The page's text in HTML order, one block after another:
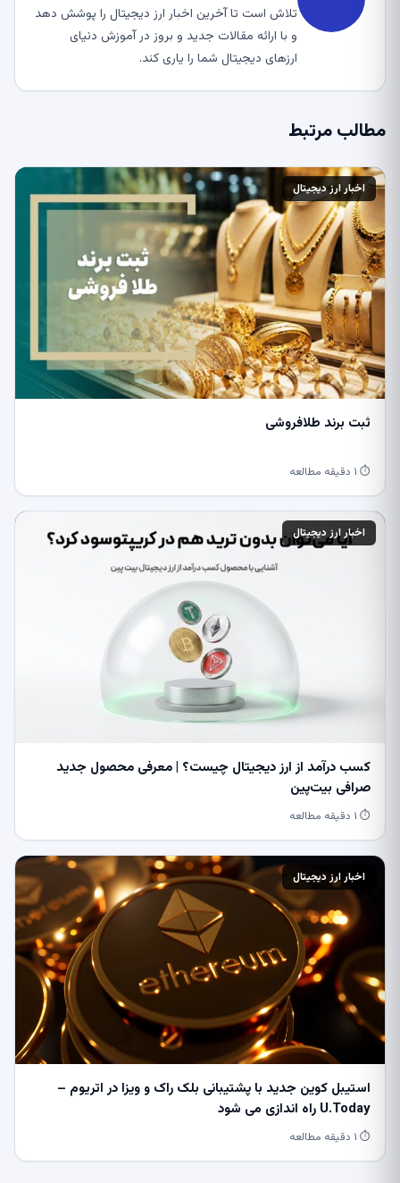
تلاش است تا آخرین اخبار ارز دیجیتال را پوشش دهد
و با ارائه مقالات جدید و بروز در آموزش دنیای
ارزهای دیجیتال شما را یاری کند.
مطالب مرتبط
اخبار ارز دیجیتال
ثبت برند طلافروشی
⏱ ۱ دقیقه مطالعه
اخبار ارز دیجیتال
کسب درآمد از ارز دیجیتال چیست؟ | معرفی محصول جدید
صرافی بیت‌پین
⏱ ۱ دقیقه مطالعه
اخبار ارز دیجیتال
استیبل کوین جدید با پشتیبانی بلک راک و ویزا در اتریوم –
U.Today راه اندازی می شود
⏱ ۱ دقیقه مطالعه